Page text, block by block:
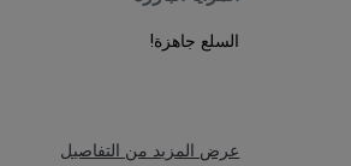
السلع جاهزة!
عرض المزيد من التفاصيل